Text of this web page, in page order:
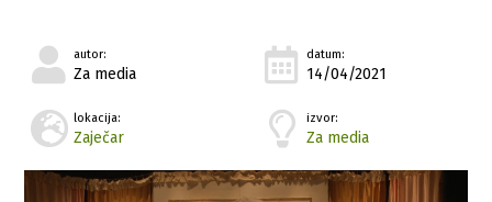
autor:
Za media
datum:
14/04/2021
lokacija:
Zaječar
izvor:
Za media